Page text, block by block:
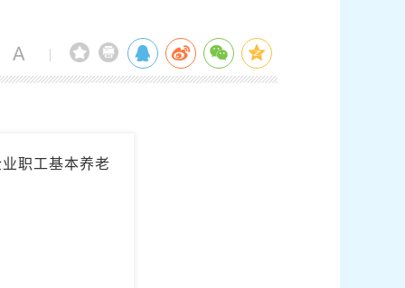
|
职工基本养老